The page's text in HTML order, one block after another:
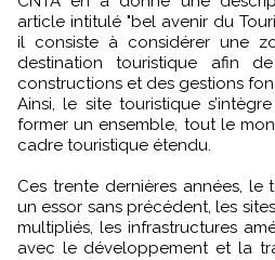
article intitulé "bel avenir du
il consiste à considérer une
destination touristique afin
constructions et des gestions
Ainsi, le site touristique
former un ensemble, tout le
cadre touristique étendu.
Ces trente dernières années, le
un essor sans précédent, les
multipliés, les infrastructures
avec le développement et la